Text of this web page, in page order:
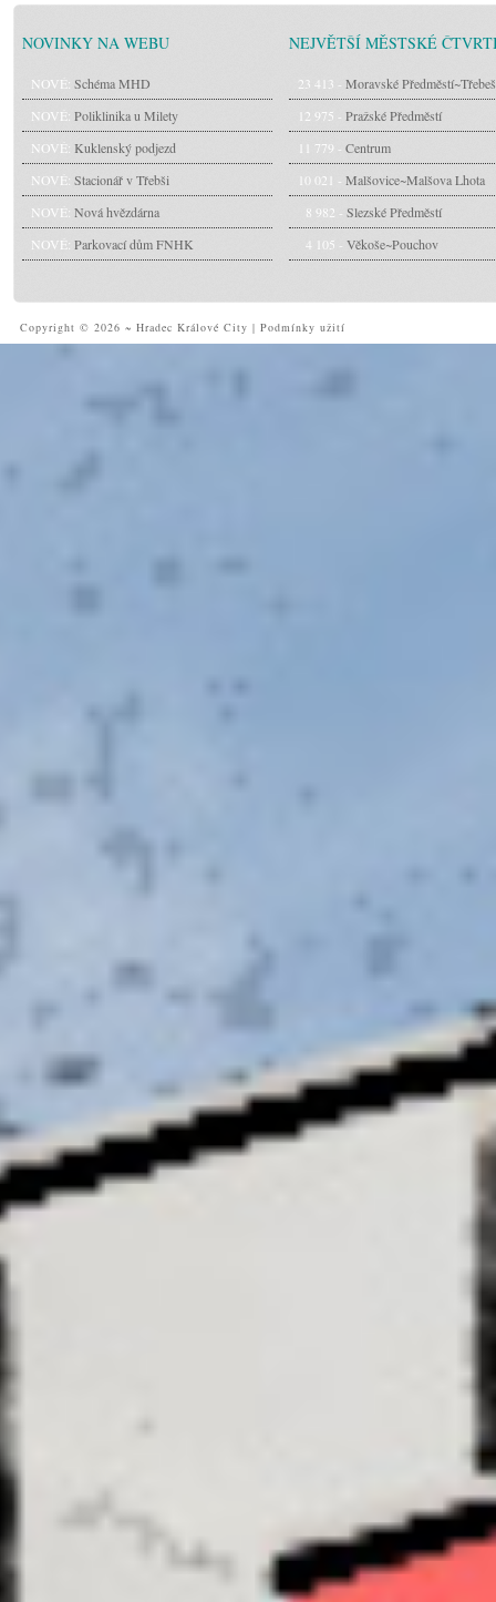
NOVINKY NA WEBU
NOVÉ: Schéma MHD
NOVÉ: Poliklinika u Milety
NOVÉ: Kuklenský podjezd
NOVÉ: Stacionář v Třebši
NOVÉ: Nová hvězdárna
NOVÉ: Parkovací dům FNHK
NEJVĚTŠÍ MĚSTSKÉ
23 413 - Moravské Předměstí~Třebeš
12 975 - Pražské Předměstí
11 779 - Centrum
10 021 - Malšovice~Malšova Lhota
8 982 - Slezské Předměstí
4 105 - Věkoše~Pouchov
Copyright © 2026 ~ Hradec Králové City | Podmínky užití